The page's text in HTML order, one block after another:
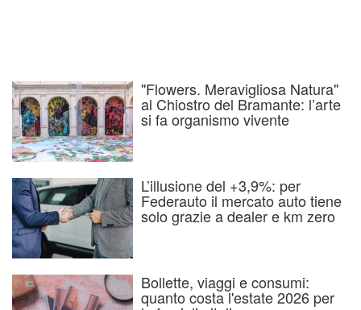
"Flowers. Meravigliosa Natura"
al Chiostro del Bramante: l’arte
si fa organismo vivente
L’illusione del +3,9%: per
Federauto il mercato auto tiene
solo grazie a dealer e km zero
Bollette, viaggi e consumi:
quanto costa l'estate 2026 per